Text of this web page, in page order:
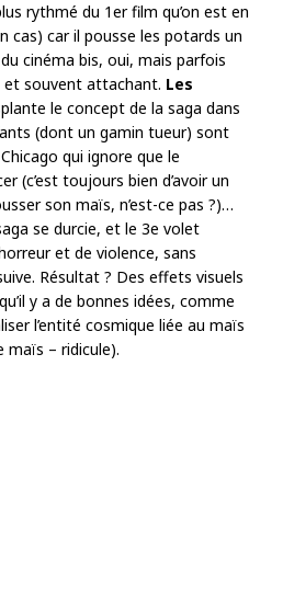
rythmé du 1er film qu’on est en
cas) car il pousse les potards un
cinéma bis, oui, mais parfois
et souvent attachant. Les
le concept de la saga dans
(dont un gamin tueur) sont
qui ignore que le
(c’est toujours bien d’avoir un
son maïs, n’est-ce pas ?)…
se durcie, et le 3e volet
et de violence, sans
Résultat ? Des effets visuels
y a de bonnes idées, comme
l’entité cosmique liée au maïs
maïs – ridicule).